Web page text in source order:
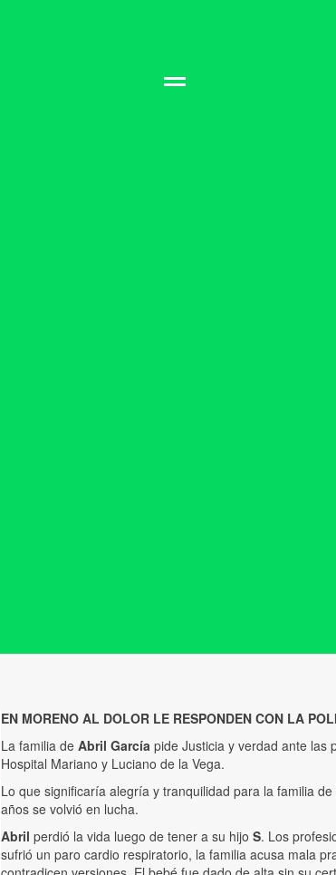
EN MORENO AL DOLOR LE RESPONDEN CON LA
La familia de Abril García pide Justicia y verdad ante las
Hospital Mariano y Luciano de la Vega.
Lo que significaría alegría y tranquilidad para la familia
años se volvió en lucha.
Abril perdió la vida luego de tener a su hijo S. Los
sufrió un paro cardio respiratorio, la familia acusa mala